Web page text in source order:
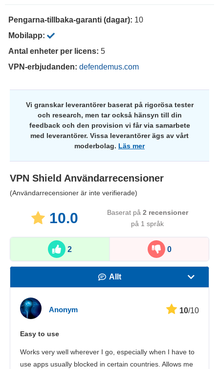
Pengarna-tillbaka-garanti (dagar): 10
Mobilapp:
Antal enheter per licens: 5
VPN-erbjudanden: defendemus.com
Vi granskar leverantörer baserat på rigorösa tester
och research, men tar också hänsyn till din
feedback och den provision vi får via samarbete
med leverantörer. Vissa leverantörer ägs av vårt
moderbolag. Läs mer
VPN Shield Användarrecensioner
(Användarrecensioner är inte verifierade)
10.0 Baserat på 2recensioner
på 1 språk
2 0
Allt
Kundtjänst
Anonym 10/10
Easy to use
Works very well wherever I go, especially when I have to
use apps usually blocked in certain countries. Allows me